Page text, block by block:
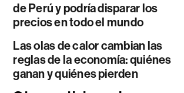
de Perú y podría disparar los
precios en todo el mundo
Las olas de calor cambian las
reglas de la economía: quiénes
ganan y quiénes pierden